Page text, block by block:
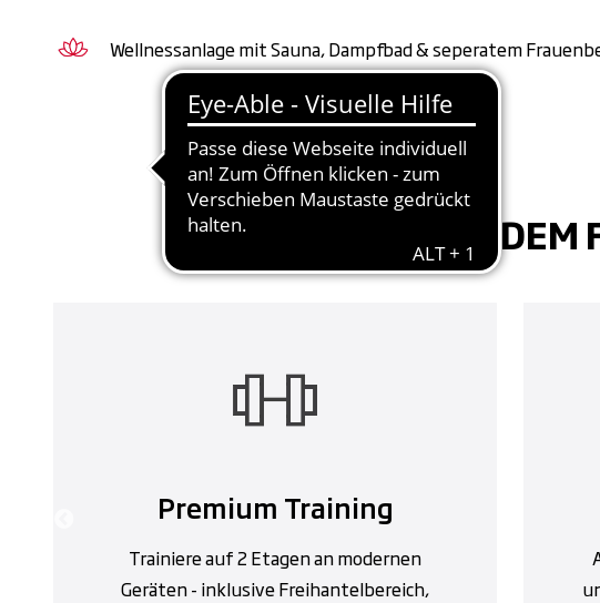
Wellnessanlage mit Sauna, Dampfbad & seperatem
HIGHLIGHTS AUS DEM
Premium Training
Trainiere auf 2 Etagen an modernen
Geräten - inklusive Freihantelbereich,